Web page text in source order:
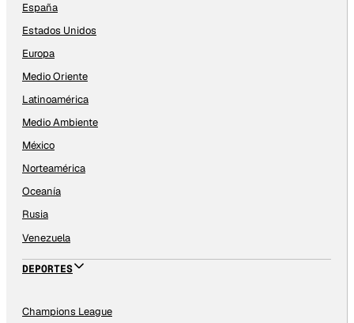
España
Estados Unidos
Europa
Medio Oriente
Latinoamérica
Medio Ambiente
México
Norteamérica
Oceanía
Rusia
Venezuela
DEPORTES
Champions League